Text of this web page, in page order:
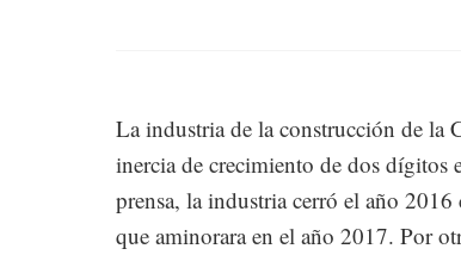
La industria de la construcción de la
inercia de crecimiento de dos dígitos
prensa, la industria cerró el año
que aminorara en el año 2017. Por